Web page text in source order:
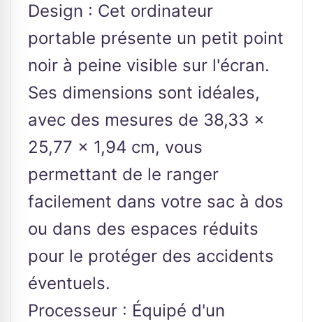
Design : Cet ordinateur
portable présente un petit point
noir à peine visible sur l'écran.
Ses dimensions sont idéales,
avec des mesures de 38,33 x
25,77 x 1,94 cm, vous
permettant de le ranger
facilement dans votre sac à dos
ou dans des espaces réduits
pour le protéger des accidents
éventuels.
Processeur : Équipé d'un